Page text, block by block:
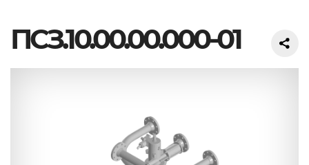
ПСЗ.10.00.00.000-01